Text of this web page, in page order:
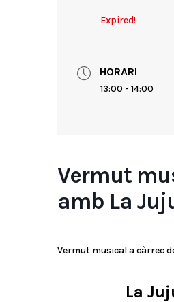
Expired!
HORARI
13:00 - 14:00
Vermut
amb La
Vermut musical a càrrec
La